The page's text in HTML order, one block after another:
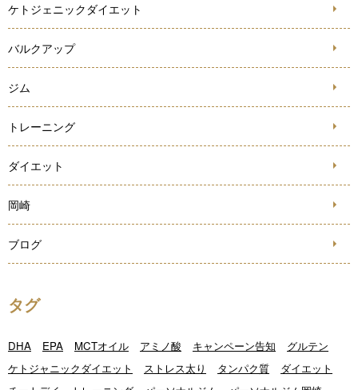
ケトジェニックダイエット
バルクアップ
ジム
トレーニング
ダイエット
岡崎
ブログ
タグ
DHA EPA MCTオイル アミノ酸 キャンペーン告知
グルテン
ケトジャニックダイエット
ストレス太り タンパク質
ダイエット